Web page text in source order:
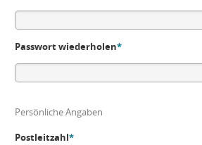
Passwort wiederholen*
Persönliche Angaben
Postleitzahl*